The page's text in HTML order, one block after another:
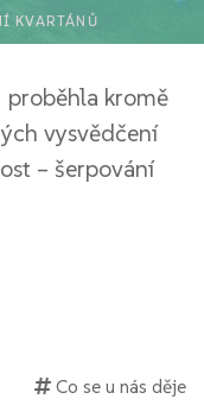
KVARTÁNŮ
proběhla kromě
vysvědčení
– šerpování
Co se u nás děje